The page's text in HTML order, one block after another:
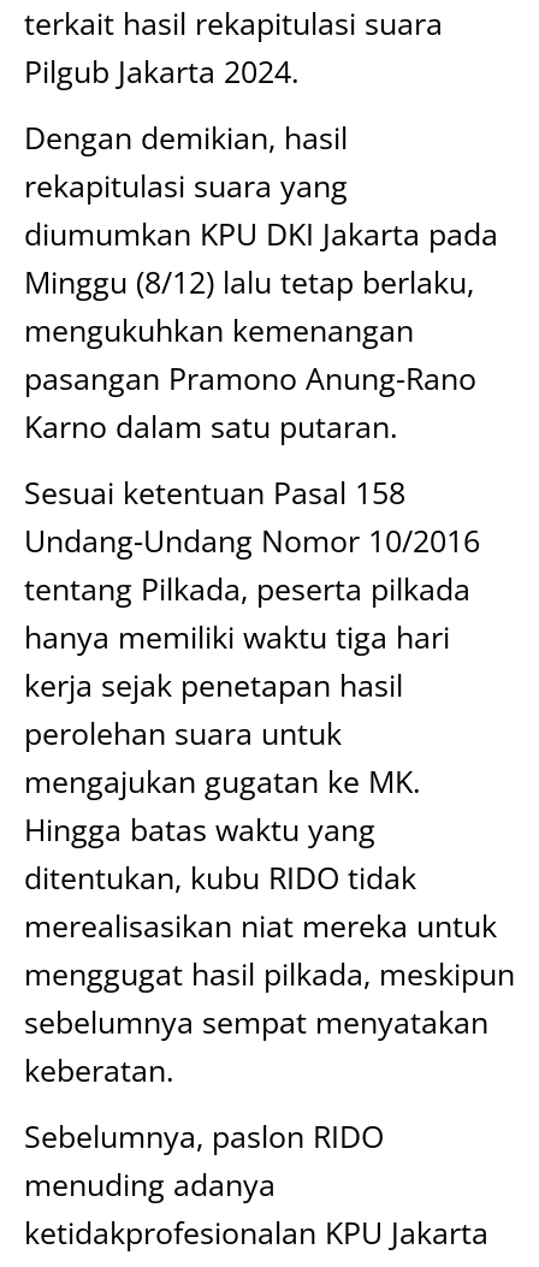
terkait hasil rekapitulasi suara
Pilgub Jakarta 2024.
Dengan demikian, hasil
rekapitulasi suara yang
diumumkan KPU DKI Jakarta pada
Minggu (8/12) lalu tetap berlaku,
mengukuhkan kemenangan
pasangan Pramono Anung-Rano
Karno dalam satu putaran.
Sesuai ketentuan Pasal 158
Undang-Undang Nomor 10/2016
tentang Pilkada, peserta pilkada
hanya memiliki waktu tiga hari
kerja sejak penetapan hasil
perolehan suara untuk
mengajukan gugatan ke MK.
Hingga batas waktu yang
ditentukan, kubu RIDO tidak
merealisasikan niat mereka untuk
menggugat hasil pilkada, meskipun
sebelumnya sempat menyatakan
keberatan.
Sebelumnya, paslon RIDO
menuding adanya
ketidakprofesionalan KPU Jakarta